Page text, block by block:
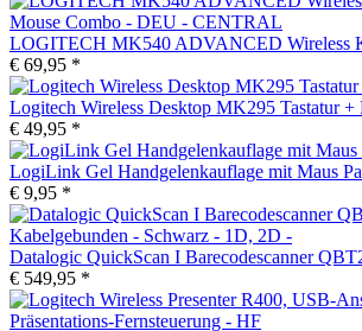
LOGITECH MK540 ADVANCED Wireless
€ 69,95 *
Logitech Wireless Desktop MK295 Tastatur +
€ 49,95 *
LogiLink Gel Handgelenkauflage mit Maus
€ 9,95 *
Datalogic QuickScan I Barecodescanner
€ 549,95 *